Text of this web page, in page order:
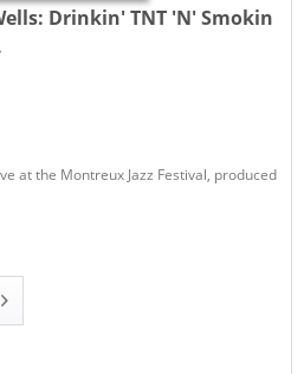
Drinkin' TNT 'N' Smokin
at the Montreux Jazz Festival, produced